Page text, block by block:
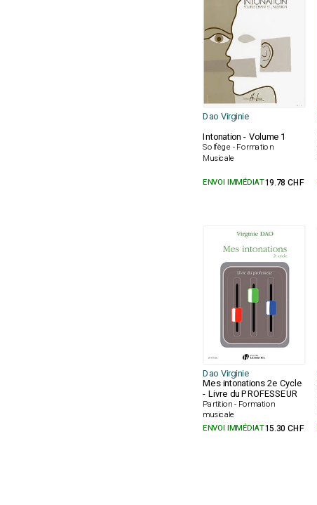
Dao Virginie
Intonation - Volume 1
Solfège - Formation
Musicale
ENVOI IMMÉDIAT19.78 CHF
Dao Virginie
Mes intonations 2e Cycle
- Livre du PROFESSEUR
Partition - Formation
musicale
ENVOI IMMÉDIAT15.30 CHF